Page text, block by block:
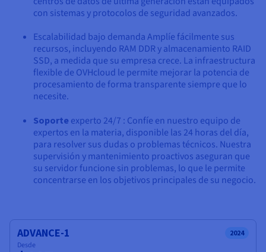
Precios
Documentación
Roadmap & Changelog
Observabilidad
Roadmap y Changelog
Roadmap & Changelog
Roadmap & Changelog
con sistemas y protocolos de seguridad avanzados.
Escalabilidad bajo demanda Amplíe fácilmente sus
recursos, incluyendo RAM DDR y almacenamiento RAID
SSD, a medida que su empresa crece. La infraestructura
flexible de OVHcloud le permite mejorar la potencia de
procesamiento de forma transparente siempre que lo
necesite.
Soporte experto 24/7 : Confíe en nuestro equipo de
expertos en la materia, disponible las 24 horas del día,
para resolver sus dudas o problemas técnicos. Nuestra
supervisión y mantenimiento proactivos aseguran que
su servidor funcione sin problemas, lo que le permite
concentrarse en los objetivos principales de su negocio.
ADVANCE-1 2024
Desde